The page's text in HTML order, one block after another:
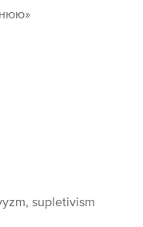
supletivism